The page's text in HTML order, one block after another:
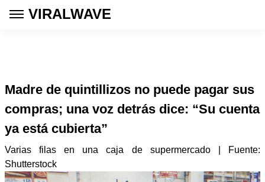
VIRALWAVE
Madre de quintillizos no puede pagar sus
compras; una voz detrás dice: “Su cuenta
ya está cubierta”
Varias filas en una caja de supermercado | Fuente:
Shutterstock